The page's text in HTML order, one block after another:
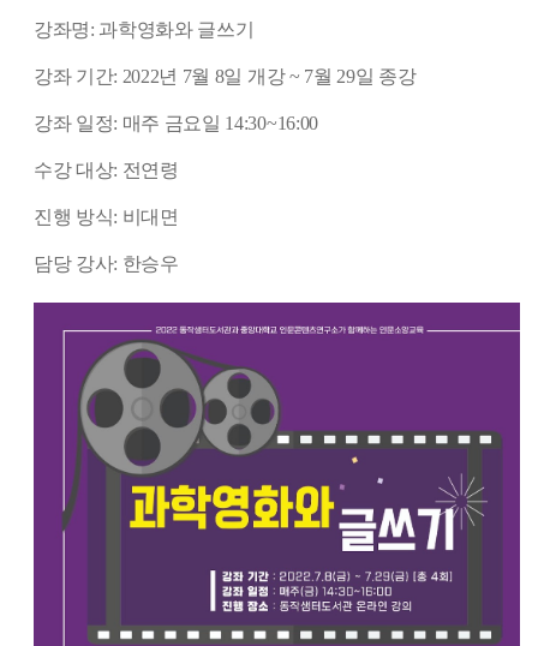
강좌명: 과학영화와 글쓰기
강좌 기간: 2022년 7월 8일 개강 ~ 7월 29일 종강
강좌 일정: 매주 금요일 14:30~16:00
수강 대상: 전연령
진행 방식: 비대면
담당 강사: 한승우